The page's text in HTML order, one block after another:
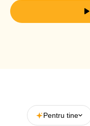
Pentru tine